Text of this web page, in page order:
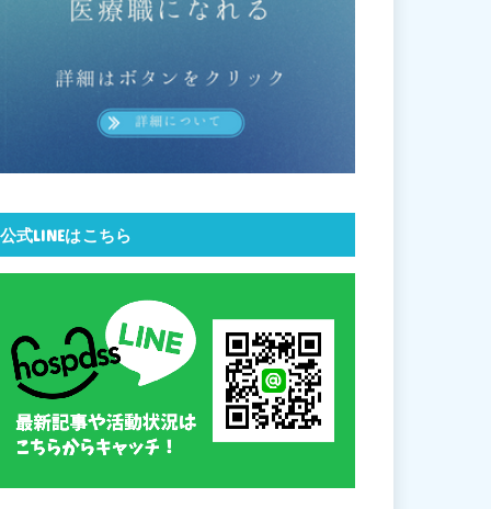
公式LINEはこちら